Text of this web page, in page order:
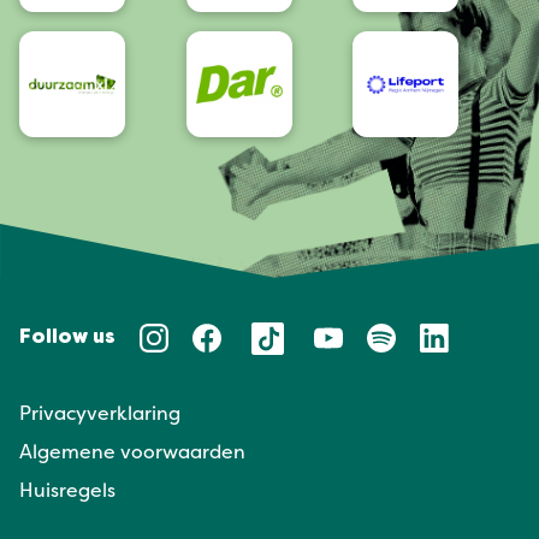
Follow us
Privacyverklaring
Algemene voorwaarden
Huisregels